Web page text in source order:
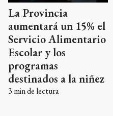
La Provincia
aumentará un 15% el
Servicio Alimentario
Escolar y los
programas
destinados a la niñez
3 min de lectura